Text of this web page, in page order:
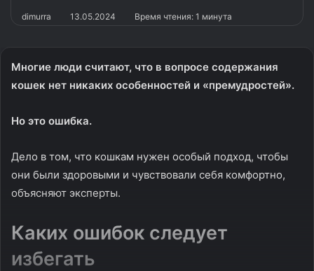
dimurra 13.05.2024 Время чтения: 1 минута
Многие люди считают, что в вопросе содержания
кошек нет никаких особенностей и «премудростей».
Но это ошибка.
Дело в том, что кошкам нужен особый подход, чтобы
они были здоровыми и чувствовали себя комфортно,
объясняют эксперты.
Каких ошибок следует
избегать